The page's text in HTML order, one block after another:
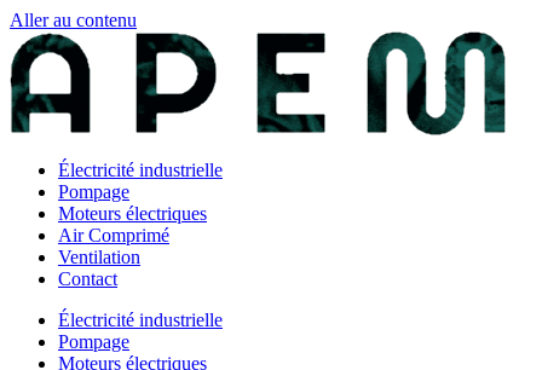
Aller au contenu
Électricité industrielle
Pompage
Moteurs électriques
Air Comprimé
Ventilation
Contact
Électricité industrielle
Pompage
Moteurs électriques